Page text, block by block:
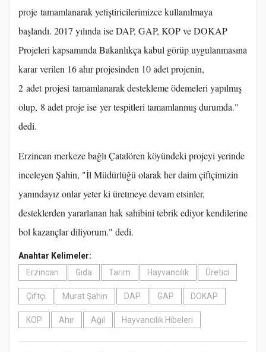
proje tamamlanarak yetiştiricilerimizce kullanılmaya
başlandı. 2017 yılında ise DAP, GAP, KOP ve DOKAP
Projeleri kapsamında Bakanlıkça kabul görüp uygulanmasına
karar verilen 16 ahır projesinden 10 adet projenin,
2 adet projesi tamamlanarak destekleme ödemeleri yapılmış
olup, 8 adet proje ise yer tespitleri tamamlanmış durumda."
dedi.
Erzincan merkeze bağlı Çatalören köyündeki projeyi yerinde
inceleyen Şahin, "İl Müdürlüğü olarak her daim çiftçimizin
yanındayız onlar yeter ki üretmeye devam etsinler,
desteklerden yararlanan hak sahibini tebrik ediyor kendilerine
bol kazançlar diliyorum." dedi.
Anahtar Kelimeler:
Erzincan
Gıda Tarım Hayvancılık Üretici
Çiftçi Murat Şahin DAP GAP DOKAP
KOP Ahır Ağıl Hayvancılık Hibeleri